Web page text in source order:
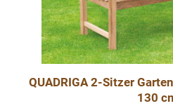
QUADRIGA 2-Sitzer
130